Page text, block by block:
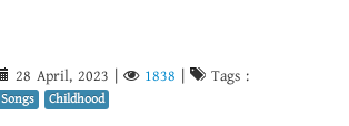
28 April, 2023 1838 Tags :
Songs Childhood